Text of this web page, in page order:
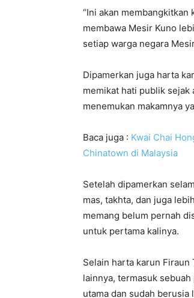
“Ini akan membangkitkan
membawa Mesir Kuno
setiap warga negara
Dipamerkan juga harta
memikat hati publik sejak
menemukan makamnya
Baca juga : Kwai Chai
Chinatown di Malaysia
Setelah dipamerkan
mas, takhta, dan juga
memang belum pernah
untuk pertama kalinya.
Selain harta karun
lainnya, termasuk
utama dan sudah